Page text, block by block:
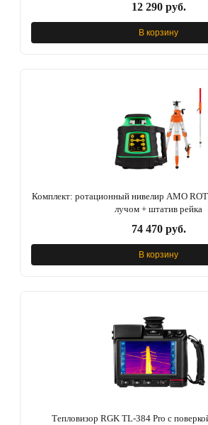
12 290 руб.
В корзину
Комплект: ротационный нивелир AMO
лучом + штатив рейка
74 470 руб.
В корзину
Тепловизор RGK TL-384 Pro с